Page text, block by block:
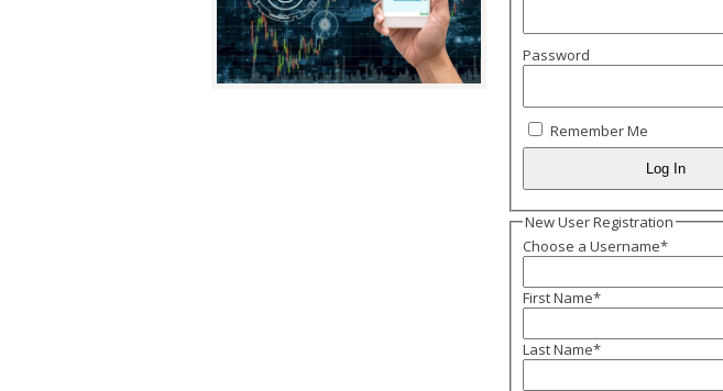
Password
Remember Me
New User Registration
Choose a Username*
First Name*
Last Name*